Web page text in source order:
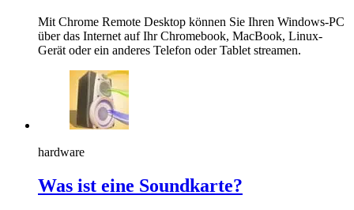
Mit Chrome Remote Desktop können Sie Ihren Windows-PC
über das Internet auf Ihr Chromebook, MacBook, Linux-
Gerät oder ein anderes Telefon oder Tablet streamen.
hardware
Was ist eine Soundkarte?